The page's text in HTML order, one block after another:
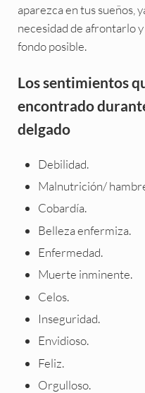
aparezca en tus sueños,
necesidad de afrontarlo
fondo posible.
Los sentimientos
encontrado
delgado
Debilidad.
Malnutrición/
Cobardía.
Belleza enfermiza.
Enfermedad.
Muerte inminente.
Celos.
Inseguridad.
Envidioso.
Feliz.
Orgulloso.